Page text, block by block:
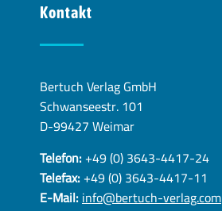
Kontakt
Bertuch Verlag GmbH
Schwanseestr. 101
D-99427 Weimar
Telefon:+49 (0) 3643-4417-24
Telefax:+49 (0) 3643-4417-11
E-Mail:info@bertuch-verlag.com